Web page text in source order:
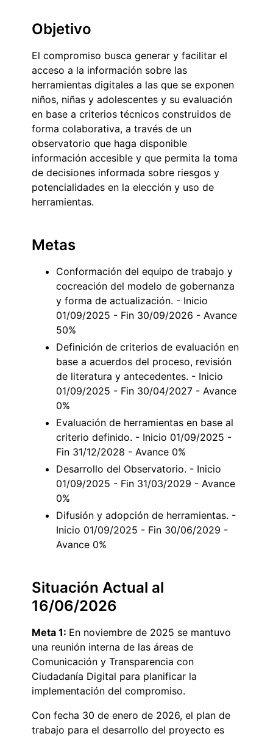
Objetivo
El compromiso busca generar y facilitar el
acceso a la información sobre las
herramientas digitales a las que se exponen
niños, niñas y adolescentes y su evaluación
en base a criterios técnicos construidos de
forma colaborativa, a través de un
observatorio que haga disponible
información accesible y que permita la toma
de decisiones informada sobre riesgos y
potencialidades en la elección y uso de
herramientas.
Metas
Conformación del equipo de trabajo y
cocreación del modelo de gobernanza
y forma de actualización. - Inicio
01/09/2025 - Fin 30/09/2026 - Avance
50%
Definición de criterios de evaluación en
base a acuerdos del proceso, revisión
de literatura y antecedentes. - Inicio
01/09/2025 - Fin 30/04/2027 - Avance
0%
Evaluación de herramientas en base al
criterio definido. - Inicio 01/09/2025 -
Fin 31/12/2028 - Avance 0%
Desarrollo del Observatorio. - Inicio
01/09/2025 - Fin 31/03/2029 - Avance
0%
Difusión y adopción de herramientas. -
Inicio 01/09/2025 - Fin 30/06/2029 -
Avance 0%
Situación Actual al
16/06/2026
Meta 1: En noviembre de 2025 se mantuvo
una reunión interna de las áreas de
Comunicación y Transparencia con
Ciudadanía Digital para planificar la
implementación del compromiso.
Con fecha 30 de enero de 2026, el plan de
trabajo para el desarrollo del proyecto es